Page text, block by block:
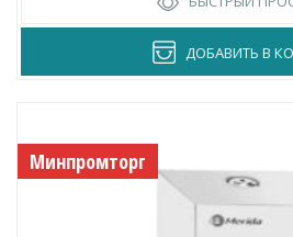
ДОБАВИТЬ В
Минпромторг